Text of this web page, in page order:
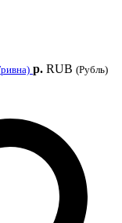
р. RUB (Рубль)